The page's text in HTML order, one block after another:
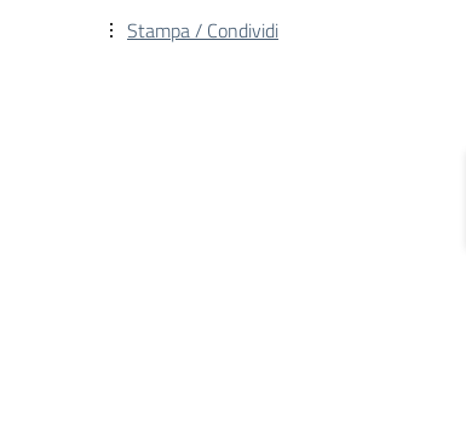
Stampa / Condividi